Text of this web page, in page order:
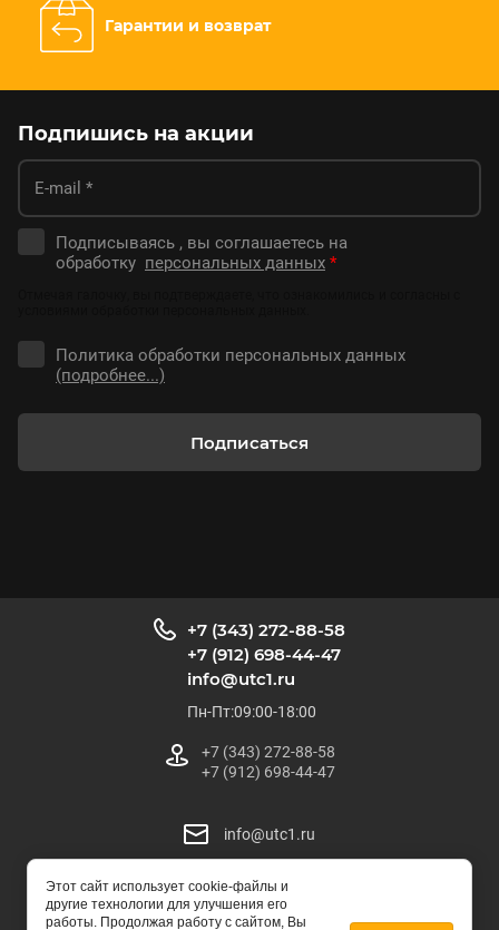
Гарантии и возврат
Подпишись на акции
Подписываясь , вы соглашаетесь на
обработку персональных данных *
Политика обработки персональных данных
(подробнее...)
Подписаться
УралТрейдЦентр
© 2025
+7 (343) 272-88-58
+7 (912) 698-44-47
info@utc1.ru
Пн-Пт:09:00-18:00
+7 (343) 272-88-58
+7 (912) 698-44-47
info@utc1.ru
Этот сайт использует cookie-файлы и
другие технологии для улучшения его
работы. Продолжая работу с сайтом, Вы